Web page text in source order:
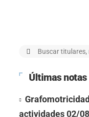
Últimas notas
actividades02/